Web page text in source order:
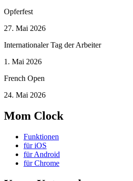
Opferfest
27. Mai 2026
Internationaler Tag der Arbeiter
1. Mai 2026
French Open
24. Mai 2026
Mom Clock
Funktionen
für iOS
für Android
für Chrome